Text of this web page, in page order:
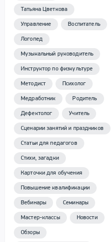
Татьяна Цветкова
Управление Воспитатель
Логопед
Музыкальный руководитель
Инструктор по физкультуре
Методист Психолог
Медработник Родитель
Дефектолог Учитель
Сценарии занятий и праздников
Статьи для педагогов
Стихи, загадки
Карточки для обучения
Повышение квалификации
Вебинары Семинары
Мастер-классы Новости
Обзоры